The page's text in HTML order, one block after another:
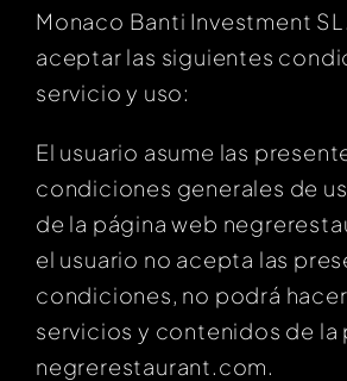
Monaco Banti Investment
aceptar las siguientes
servicio y uso:
El usuario asume las
condiciones generales de
de la página web
el usuario no acepta las
condiciones, no podrá
servicios y contenidos de la
negrerestaurant.com.